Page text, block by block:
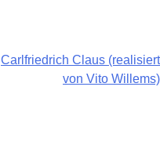
Carlfriedrich Claus (realisiert
von Vito Willems)